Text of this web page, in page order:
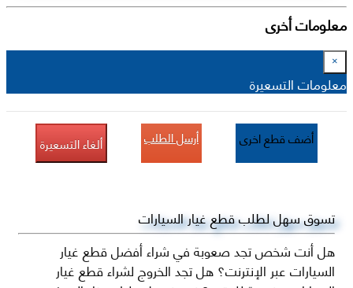
معلومات أخرى
×
معلومات التسعيرة
أضف قطع اخرى أرسل الطلب ألغاء التسعيرة
تسوق سهل لطلب قطع غيار السيارات
هل أنت شخص تجد صعوبة في شراء أفضل قطع غيار
السيارات عبر الإنترنت؟ هل تجد الخروج لشراء قطع غيار